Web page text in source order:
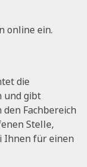
online ein.
die
und gibt
Fachbereich
Stelle,
Ihnen für einen